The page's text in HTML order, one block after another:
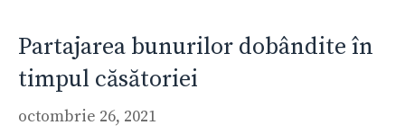
Partajarea bunurilor dobândite în
timpul căsătoriei
octombrie 26, 2021